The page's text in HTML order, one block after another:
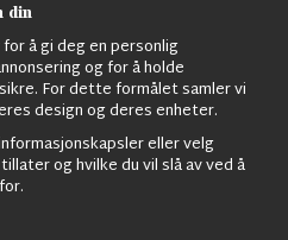
av
Militärutrustning, Ordningsvakt
Militärbyxor,Militärjackor,M65
Militära Ryggsäckar,Vintage Army
,Paracord,Gasmask,Ghillie
Knivhandskar Natotröjor
din
å gi deg en personlig
og for å holde
For dette formålet samler vi
design og deres enheter.
eller velg
og hvilke du vil slå av ved å